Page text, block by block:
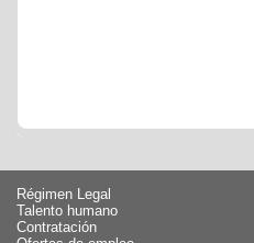
Régimen Legal
Talento humano
Contratación